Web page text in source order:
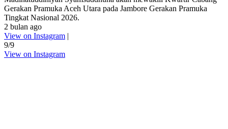
Gerakan Pramuka Aceh Utara pada Jambore Gerakan Pramuka
Tingkat Nasional 2026.
2 bulan ago
View on Instagram |
9/9
View on Instagram